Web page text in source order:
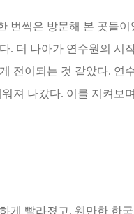
번씩은 방문해 본 곳들이
. 더 나아가 연수원의 시
전이되는 것 같았다. 연
워져 나갔다. 이를 지켜보
게 빨라졌 고, 웬만한 한